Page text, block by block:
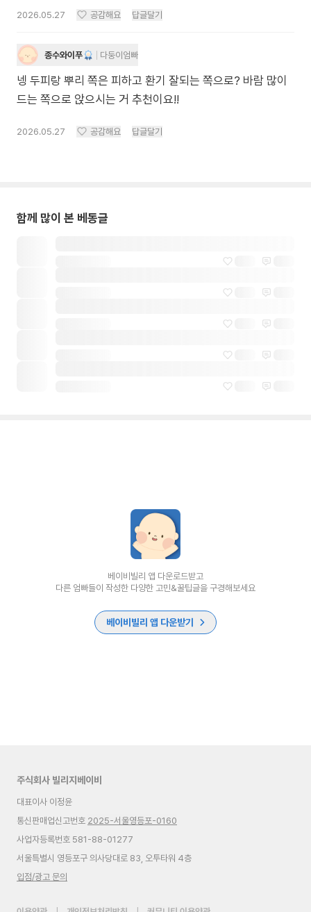
2026.05.27 공감해요 답글달기
종수와이푸 다둥이엄빠
넹 두피랑 뿌리 쪽은 피하고 환기 잘되는 쪽으로? 바람 많이
드는 쪽으로 앉으시는 거 추천이요!!
2026.05.27 공감해요 답글달기
함께 많이 본 베동글
베이비빌리 앱 다운로드받고
다른 엄빠들이 작성한 다양한 고민&꿀팁글을 구경해보세요
베이비빌리 앱 다운받기
주식회사 빌리지베이비
대표이사 이정윤
통신판매업신고번호 2025-서울영등포-0160
사업자등록번호 581-88-01277
서울특별시 영등포구 의사당대로 83, 오투타워 4층
입점/광고 문의